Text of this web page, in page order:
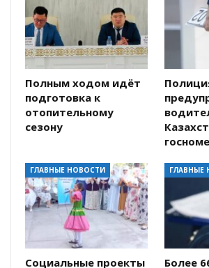
Полным ходом идёт
подготовка к
отопительному
сезону
ГЛАВНЫЕ НОВОСТИ
Социальные проекты
ГЛАВНЫЕ
Более